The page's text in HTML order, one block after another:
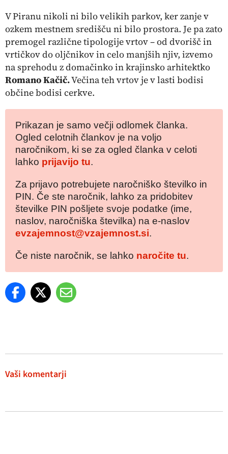
V Piranu nikoli ni bilo velikih parkov, ker zanje v
ozkem mestnem središču ni bilo prostora. Je pa zato
premogel različne tipologije vrtov – od dvorišč in
vrtičkov do oljčnikov in celo manjših njiv, izvemo
na sprehodu z domačinko in krajinsko arhitektko
Romano Kačič.Večina teh vrtov je v lasti bodisi
občine bodisi cerkve.
Prikazan je samo večji odlomek članka.
Ogled celotnih člankov je na voljo
naročnikom, ki se za ogled članka v celoti
lahko prijavijo tu.
Za prijavo potrebujete naročniško številko in
PIN. Če ste naročnik, lahko za pridobitev
številke PIN pošljete svoje podatke (ime,
naslov, naročniška številka) na e-naslov
evzajemnost@vzajemnost.si.
Če niste naročnik, se lahko naročite tu.
Vaši komentarji